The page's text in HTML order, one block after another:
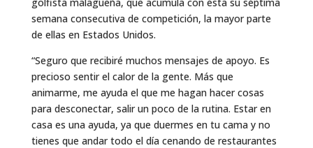
semana consecutiva de competición, la mayor parte
de ellas en Estados Unidos.
“Seguro que recibiré muchos mensajes de apoyo. Es
precioso sentir el calor de la gente. Más que
animarme, me ayuda el que me hagan hacer cosas
para desconectar, salir un poco de la rutina. Estar en
casa es una ayuda, ya que duermes en tu cama y no
tienes que andar todo el día cenando de restaurantes